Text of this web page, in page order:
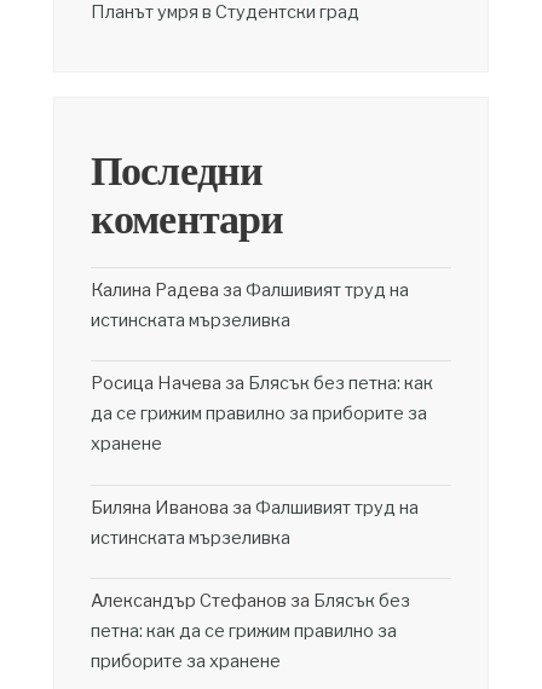
Планът умря в Студентски град
Последни
коментари
Калина Радева за Фалшивият труд на
истинската мързеливка
Росица Начева за Блясък без петна: как
да се грижим правилно за приборите за
хранене
Биляна Иванова за Фалшивият труд на
истинската мързеливка
Александър Стефанов за Блясък без
петна: как да се грижим правилно за
приборите за хранене